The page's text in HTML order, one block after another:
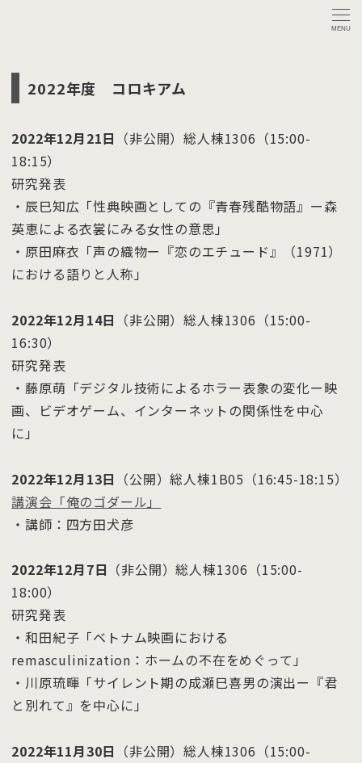
MENU
2022年度 コロキアム
2022年12月21日 （非公開）総人棟1306（15:00-
18:15）
研究発表
・辰巳知広「性典映画としての『青春残酷物語』ー森
英恵による衣裳にみる女性の意思」
・原田麻衣「声の織物ー『恋のエチュード』（1971）
における語りと人称」
2022年12月14日 （非公開）総人棟1306（15:00-
16:30）
研究発表
・藤原萌「デジタル技術によるホラー表象の変化ー映
画、ビデオゲーム、インターネットの関係性を中心
に」
2022年12月13日 （公開）総人棟1B05（16:45-18:15）
講演会「俺のゴダール」
・講師：四方田犬彦
2022年12月7日 （非公開）総人棟1306（15:00-
18:00）
研究発表
・和田紀子「ベトナム映画における
remasculinization：ホームの不在をめぐって」
・川原琉暉「サイレント期の成瀬巳喜男の演出ー『君
と別れて』を中心に」
2022年11月30日 （非公開）総人棟1306（15:00-